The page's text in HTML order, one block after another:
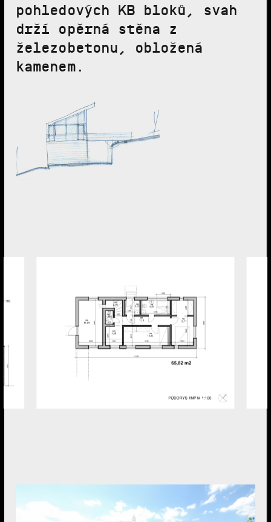
pohledových KB bloků, svah
drží opěrná stěna z
železobetonu, obložená
kamenem.